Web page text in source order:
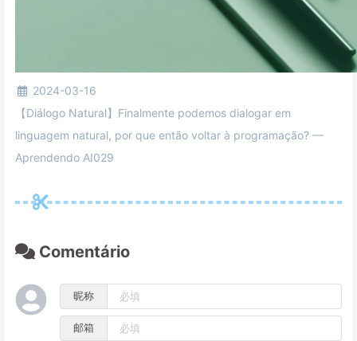
2024-03-16
【Diálogo Natural】Finalmente podemos dialogar em
linguagem natural, por que então voltar à programação? —
Aprendendo AI029
Comentário
昵称
邮箱